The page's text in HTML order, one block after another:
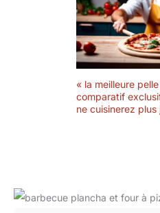
« la meilleure
comparatif
ne cuisinerez